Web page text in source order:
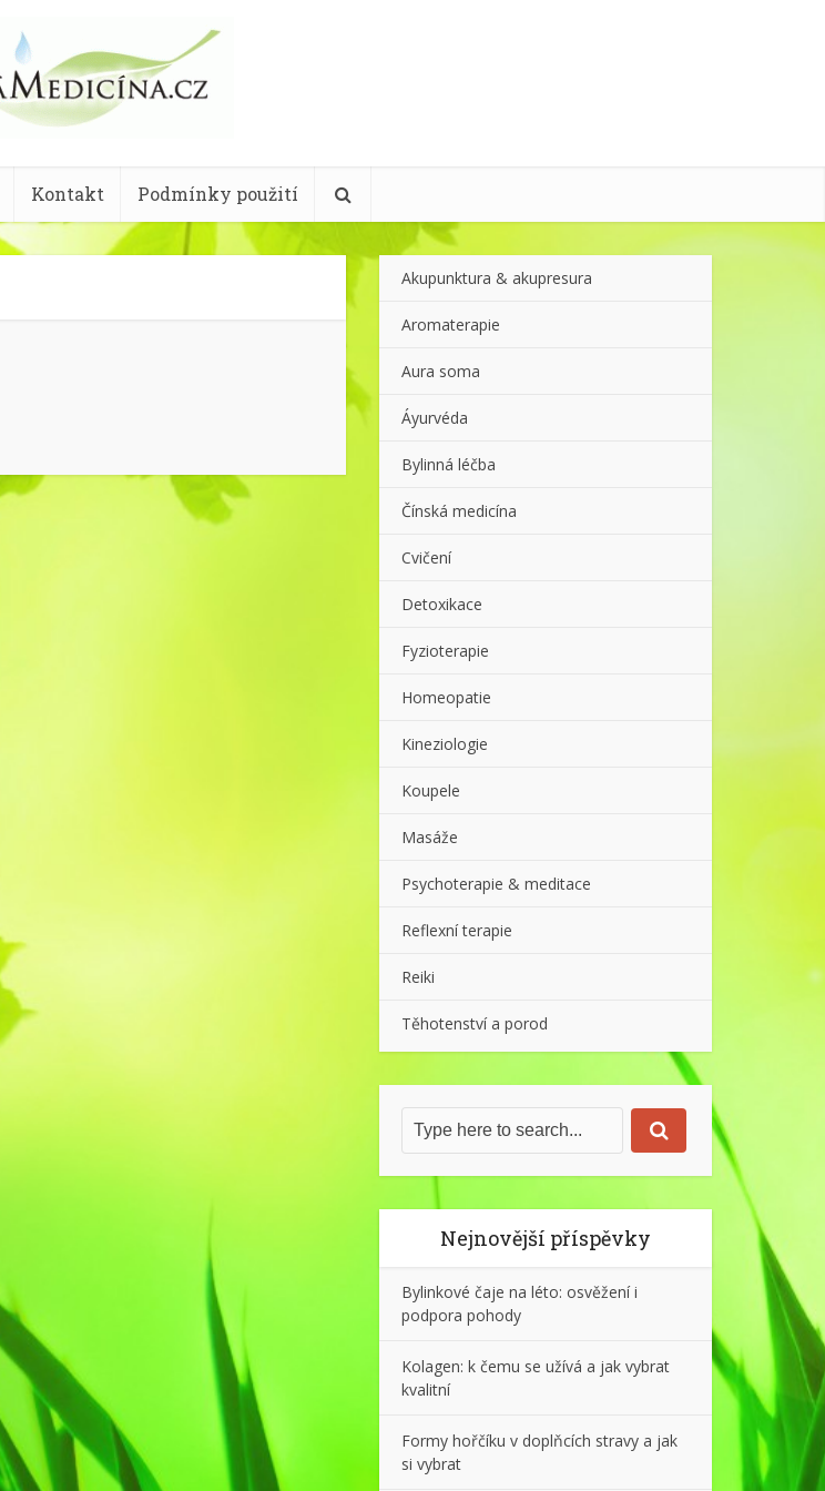
Kontakt Podmínky použití
Akupunktura & akupresura
Aromaterapie
Aura soma
Áyurvéda
Bylinná léčba
Čínská medicína
Cvičení
Detoxikace
Fyzioterapie
Homeopatie
Kineziologie
Koupele
Masáže
Psychoterapie & meditace
Reflexní terapie
Reiki
Těhotenství a porod
Nejnovější příspěvky
Bylinkové čaje na léto: osvěžení i
podpora pohody
Kolagen: k čemu se užívá a jak vybrat
kvalitní
Formy hořčíku v doplňcích stravy a jak
si vybrat